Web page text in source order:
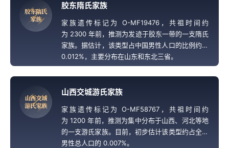
胶东隋氏
家族
胶东隋氏家族
家族遗传标记为 O-MF19476，共祖时间约
为 2300 年前，推测为发迹于胶东一带的一支隋氏
家族。据估计，该类型占中国男性人口的比例约为
0.012%，主要分布在山东和东北三省。
山西交城
游氏家族
山西交城游氏家族
家族遗传标记为 O-MF58767，共祖时间约
为 1200 年前，推测为集中分布于山西、河北等地
的一支游氏家族。目前，初步估计该类型约占全国
男性总人口的 0.007%。